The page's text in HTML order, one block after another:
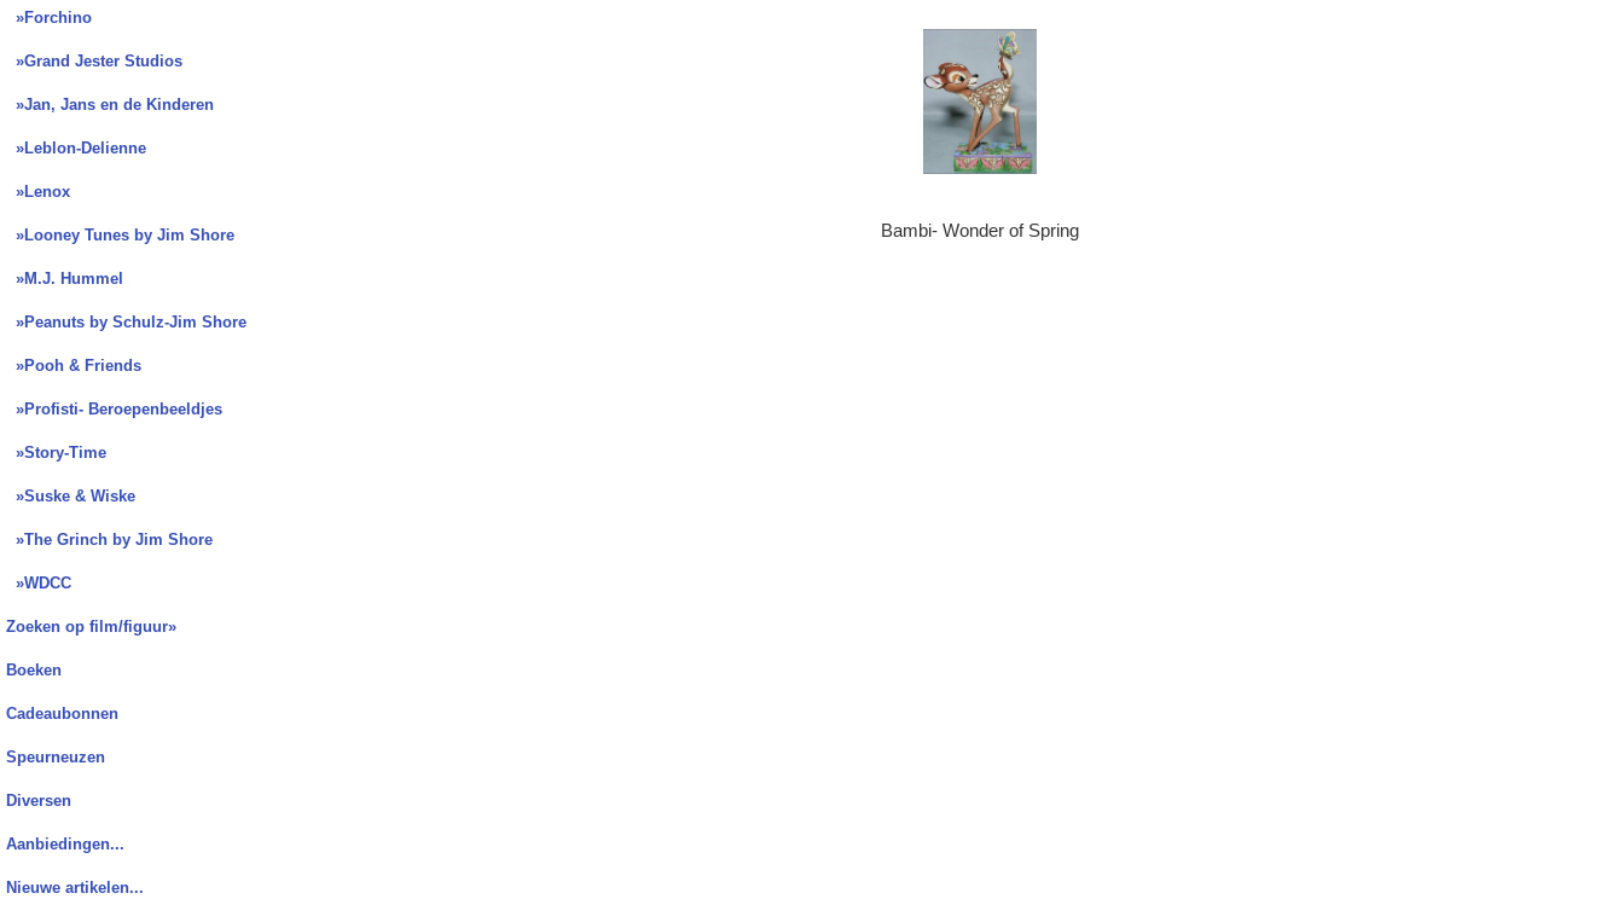
»Forchino
»Grand Jester Studios
»Jan, Jans en de Kinderen
»Leblon-Delienne
»Lenox
»Looney Tunes by Jim Shore
»M.J. Hummel
»Peanuts by Schulz-Jim Shore
»Pooh & Friends
»Profisti- Beroepenbeeldjes
»Story-Time
»Suske & Wiske
»The Grinch by Jim Shore
»WDCC
Zoeken op film/figuur»
Boeken
Cadeaubonnen
Speurneuzen
Diversen
Aanbiedingen...
Nieuwe artikelen...
Bambi- Wonder of Spring